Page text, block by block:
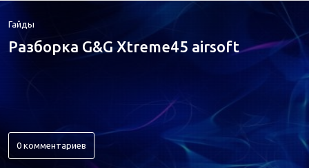
Гайды
Разборка G&G Xtreme45 airsoft
0 комментариев